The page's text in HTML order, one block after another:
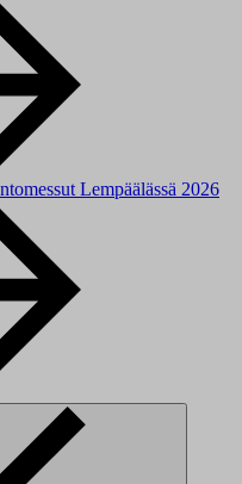
Lempäälässä 2026